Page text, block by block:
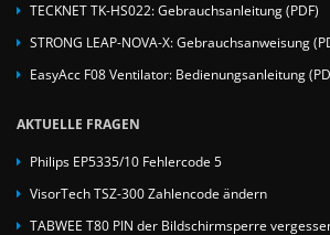
TECKNET TK-HS022: Gebrauchsanleitung (PDF)
STRONG LEAP-NOVA-X: Gebrauchsanweisung
EasyAcc F08 Ventilator: Bedienungsanleitung
AKTUELLE FRAGEN
Philips EP5335/10 Fehlercode 5
VisorTech TSZ-300 Zahlencode ändern
TABWEE T80 PIN der Bildschirmsperre